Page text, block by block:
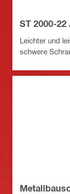
ST 2000-
Leichter und
schwere